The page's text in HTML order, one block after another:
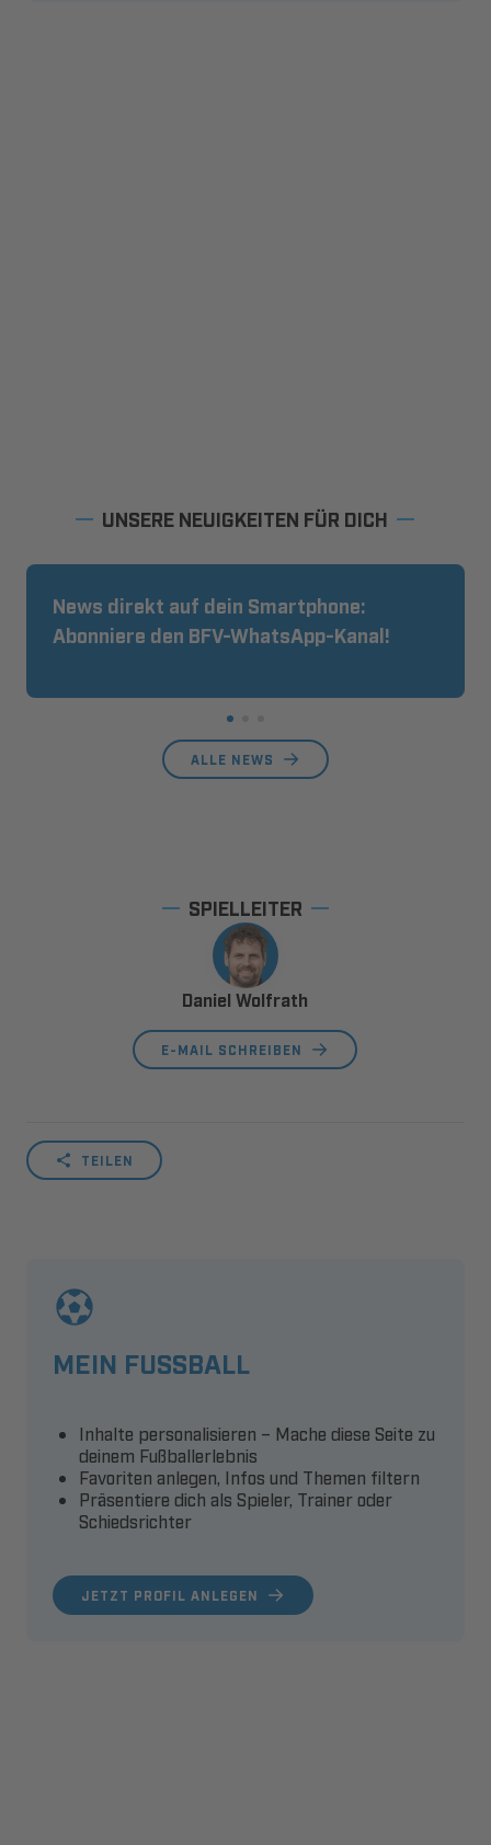
UNSERE NEUIGKEITEN FÜR DICH
News direkt auf dein Smartphone:
Abonniere den BFV-WhatsApp-Kanal!
ALLE NEWS
SPIELLEITER
Daniel Wolfrath
E-MAIL SCHREIBEN
TEILEN
MEIN FUSSBALL
JETZT PROFIL ANLEGEN
Inhalte personalisieren – Mache diese Seite zu
deinem Fußballerlebnis
Favoriten anlegen, Infos und Themen filtern
Präsentiere dich als Spieler, Trainer oder
Schiedsrichter